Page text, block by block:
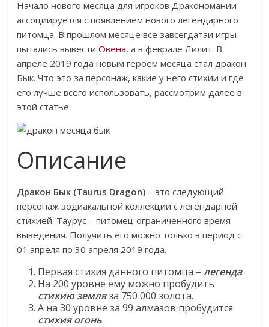
Начало нового месяца для игроков Дракономании
ассоциируется с появлением нового легендарного
питомца. В прошлом месяце все завсегдатаи игры
пытались вывестиОвена, а в феврале Лилит. В
апреле 2019 года новым героем месяца стал дракон
Бык. Что это за персонаж, какие у него стихии и где
его лучше всего использовать, рассмотрим далее в
этой статье.
Описание
Дракон Бык (Taurus Dragon) – это следующий
персонаж зодиакальной коллекции с легендарной
стихией. Таурус – питомец ограниченного время
выведения. Получить его можно только в период с
01 апреля по 30 апреля 2019 года.
Первая стихия данного питомца –легенда.
На 200 уровне ему можно пробудить
стихию земляза 750 000 золота.
А на 30 уровне за 99 алмазов пробудится
стихия огонь.